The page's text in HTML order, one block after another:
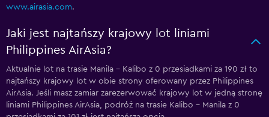
www.airasia.com.
Jaki jest najtańszy krajowy lot liniami
Philippines AirAsia?
Aktualnie lot na trasie Manila - Kalibo z 0 przesiadkami za 190 zł to
najtańszy krajowy lot w obie strony oferowany przez Philippines
AirAsia. Jeśli masz zamiar zarezerwować krajowy lot w jedną stronę
liniami Philippines AirAsia, podróż na trasie Kalibo - Manila z 0